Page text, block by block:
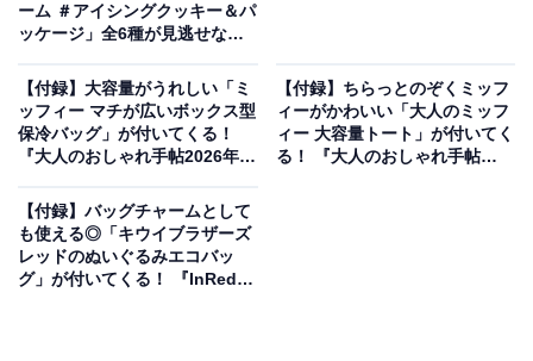
バンダイから2026年6月に発売される「ナルミヤキャラ
クターズ おりたたみポーチ」（税込500円）。全5種のラ
インアップとなっています。
ーム ＃アイシングクッキー＆パ
ッケージ」全6種が見逃せない
【付録】大容量がうれしい「ミ
ッフィー マチが広いボックス型
保冷バッグ」が付いてくる！
『大人のおしゃれ手帖2026年7
【付録】ちらっとのぞくミッフ
ィーがかわいい「大人のミッフ
ィー 大容量トート」が付いてく
る！ 『大人のおしゃれ手帖
【付録】バッグチャームとして
も使える◎「キウイブラザーズ
レッドのぬいぐるみエコバッ
グ」が付いてくる！ 『InRed